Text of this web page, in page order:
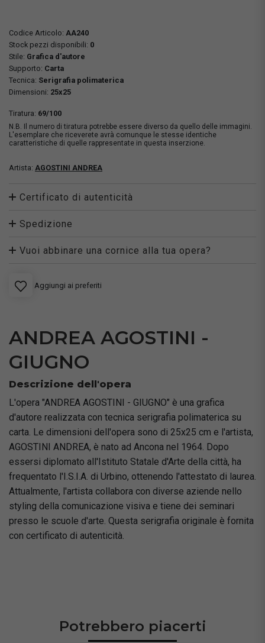
Codice Articolo: AA240
Stock pezzi disponibili: 0
Stile: Grafica d'autore
Supporto: Carta
Tecnica: Serigrafia polimaterica
Dimensioni: 25x25
Tiratura: 69/100
N.B. Il numero di tiratura potrebbe essere diverso da quello delle immagini.
L'esemplare che riceverete avrà comunque le stesse identiche
caratteristiche di quelle rappresentate in questa inserzione.
Artista: AGOSTINI ANDREA
Certificato di autenticità
Spedizione
Vuoi abbinare una cornice alla tua opera?
Aggiungi ai preferiti
ANDREA AGOSTINI -
GIUGNO
Descrizione dell'opera
L'opera "ANDREA AGOSTINI - GIUGNO" è una grafica
d'autore realizzata con tecnica serigrafia polimaterica su
carta. Le dimensioni dell'opera sono di 25x25 cm e l'artista,
AGOSTINI ANDREA, è nato ad Ancona nel 1964. Dopo
essersi diplomato all'Istituto Statale d'Arte della città, ha
frequentato l'I.S.I.A. di Urbino, ottenendo l'attestato di laurea.
Attualmente, l'artista collabora con diverse aziende nello
styling della comunicazione visiva e tiene dei seminari
presso le scuole d'arte. Questa serigrafia originale è fornita
con certificato di autenticità.
Potrebbero piacerti